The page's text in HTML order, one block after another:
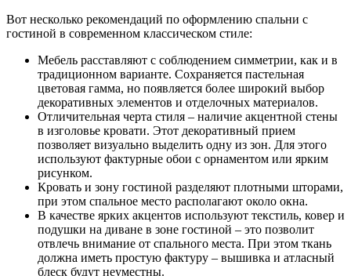
Вот несколько рекомендаций по оформлению спальни с
гостиной в современном классическом стиле:
Мебель расставляют с соблюдением симметрии, как и в
традиционном варианте. Сохраняется пастельная
цветовая гамма, но появляется более широкий выбор
декоративных элементов и отделочных материалов.
Отличительная черта стиля – наличие акцентной стены
в изголовье кровати. Этот декоративный прием
позволяет визуально выделить одну из зон. Для этого
используют фактурные обои с орнаментом или ярким
рисунком.
Кровать и зону гостиной разделяют плотными шторами,
при этом спальное место располагают около окна.
В качестве ярких акцентов используют текстиль, ковер и
подушки на диване в зоне гостиной – это позволит
отвлечь внимание от спального места. При этом ткань
должна иметь простую фактуру – вышивка и атласный
блеск будут неуместны.